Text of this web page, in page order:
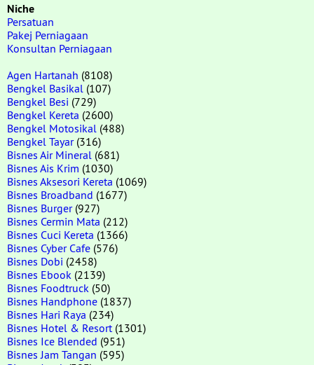
Niche
Persatuan
Pakej Perniagaan
Konsultan Perniagaan
Agen Hartanah (8108)
Bengkel Basikal (107)
Bengkel Besi (729)
Bengkel Kereta (2600)
Bengkel Motosikal (488)
Bengkel Tayar(316)
Bisnes Air Mineral (681)
Bisnes Ais Krim (1030)
Bisnes Aksesori Kereta (1069)
Bisnes Broadband (1677)
Bisnes Burger(927)
Bisnes Cermin Mata (212)
Bisnes Cuci Kereta (1366)
Bisnes Cyber Cafe (576)
Bisnes Dobi (2458)
Bisnes Ebook (2139)
Bisnes Foodtruck (50)
Bisnes Handphone (1837)
Bisnes Hari Raya (234)
Bisnes Hotel & Resort (1301)
Bisnes Ice Blended (951)
Bisnes Jam Tangan (595)